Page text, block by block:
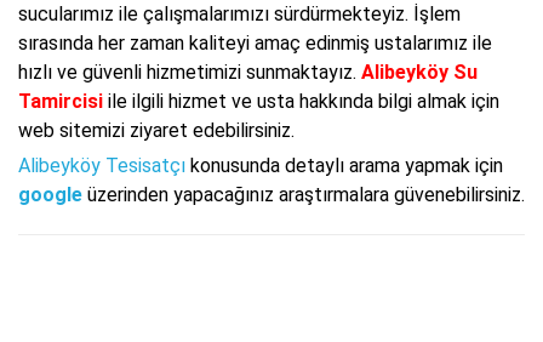
sucularımız ile çalışmalarımızı sürdürmekteyiz. İşlem
sırasında her zaman kaliteyi amaç edinmiş ustalarımız ile
hızlı ve güvenli hizmetimizi sunmaktayız. Alibeyköy Su
Tamircisi ile ilgili hizmet ve usta hakkında bilgi almak için
web sitemizi ziyaret edebilirsiniz.
Alibeyköy Tesisatçı konusunda detaylı arama yapmak için
google üzerinden yapacağınız araştırmalara güvenebilirsiniz.